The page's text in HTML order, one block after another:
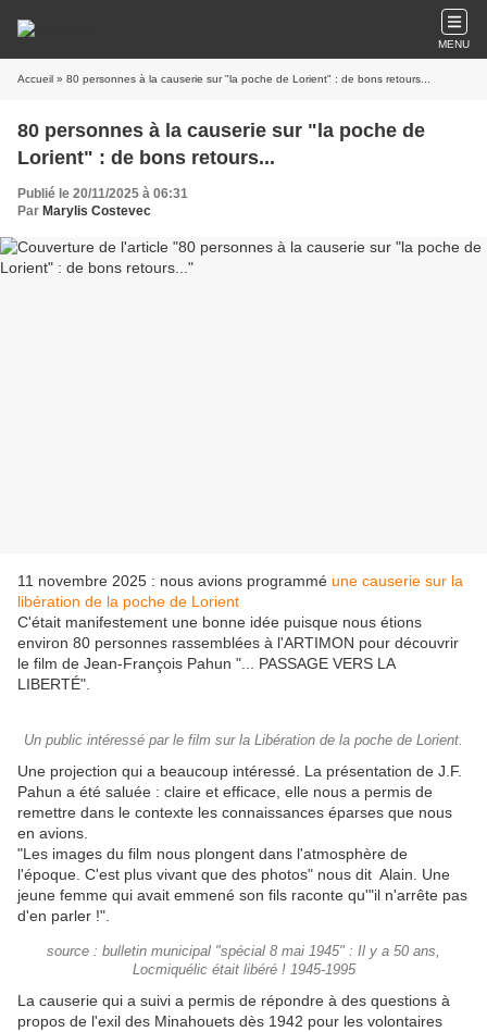
MENU
Accueil » 80 personnes à la causerie sur "la poche de Lorient" : de bons retours...
80 personnes à la causerie sur "la poche de
Lorient" : de bons retours...
Publié le 20/11/2025 à 06:31
Par Marylis Costevec
11 novembre 2025 : nous avions programmé une causerie sur la
libération de la poche de Lorient
C'était manifestement une bonne idée puisque nous étions
environ 80 personnes rassemblées à l'ARTIMON pour découvrir
le film de Jean-François Pahun "... PASSAGE VERS LA
LIBERTÉ".
Un public intéressé par le film sur la Libération de la poche de Lorient.
Une projection qui a beaucoup intéressé. La présentation de J.F.
Pahun a été saluée : claire et efficace, elle nous a permis de
remettre dans le contexte les connaissances éparses que nous
en avions.
"Les images du film nous plongent dans l'atmosphère de
l'époque. C'est plus vivant que des photos" nous dit Alain. Une
jeune femme qui avait emmené son fils raconte qu'"il n'arrête pas
d'en parler !".
source : bulletin municipal "spécial 8 mai 1945" : Il y a 50 ans,
Locmiquélic était libéré ! 1945-1995
La causerie qui a suivi a permis de répondre à des questions à
propos de l'exil des Minahouets dès 1942 pour les volontaires